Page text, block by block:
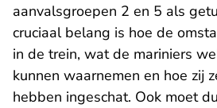
aanvalsgroepen 2 en 5 als
cruciaal belang is hoe de
in de trein, wat de mariniers
kunnen waarnemen en hoe zij
hebben ingeschat. Ook moet